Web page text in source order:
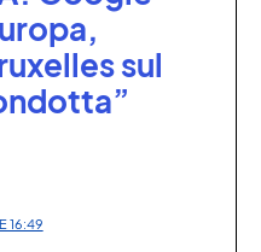
sul
16:49